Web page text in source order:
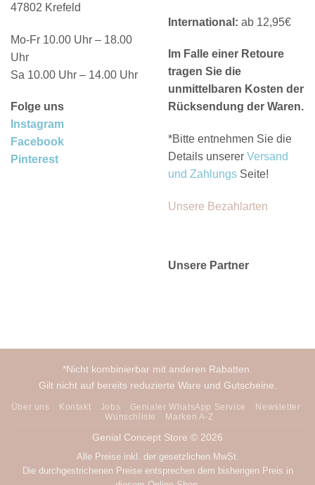
47802 Krefeld
Mo-Fr 10.00 Uhr – 18.00
Uhr
Sa 10.00 Uhr – 14.00 Uhr
Folge uns
Instagram
Facebook
Pinterest
International: ab 12,95€
Im Falle einer Retoure
tragen Sie die
unmittelbaren Kosten der
Rücksendung der Waren.
*Bitte entnehmen Sie die
Details unserer Versand
und Zahlungs Seite!
Unsere Bezahlarten
Unsere Partner
*Nicht kombinierbar mit anderen Rabatten.
Gilt nicht auf bereits reduzierte Ware und Gutscheine.
Über uns Kontakt Jobs Genialer WhatsApp Service
Newsletter
Wunschliste
Marken A-Z
Genial Concept Store © 2026
Alle Preise inkl. der gesetzlichen MwSt.
Die durchgestrichenen Preise entsprechen dem bisherigen Preis in